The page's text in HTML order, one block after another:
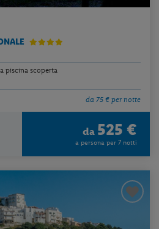
piscina scoperta
da 75 € per notte
da 525 €
a persona per 7 notti